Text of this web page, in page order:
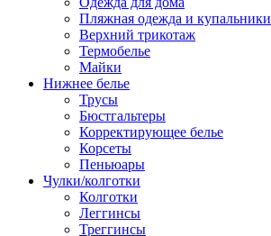
Пляжная одежда и купальники
Верхний трикотаж
Термобелье
Майки
Нижнее белье
Трусы
Бюстгальтеры
Корректирующее белье
Корсеты
Пеньюары
Чулки/колготки
Колготки
Леггинсы
Треггинсы